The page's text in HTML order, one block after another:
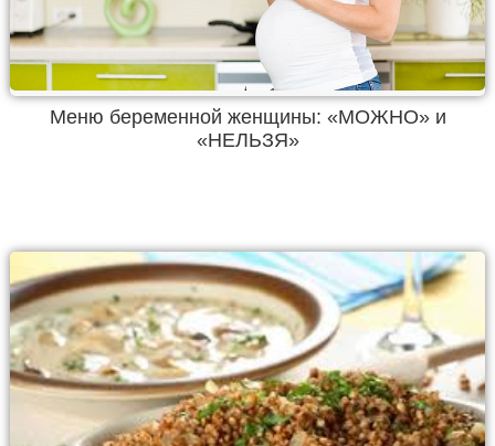
Меню беременной женщины: «МОЖНО» и
«НЕЛЬЗЯ»